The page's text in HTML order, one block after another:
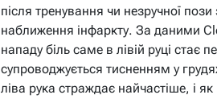
після тренування чи незручної
наближення інфаркту. За даними
нападу біль саме в лівій руці
супроводжується тисненням у
ліва рука страждає найчастіше, і